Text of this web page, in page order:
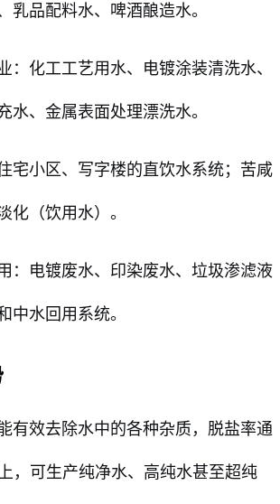
乳品配料水、啤酒酿造水。
：化工工艺用水、电镀涂装清洗水、
水、金属表面处理漂洗水。
宅小区、写字楼的直饮水系统；苦咸
化（饮用水）。
：电镀废水、印染废水、垃圾渗滤液
中水回用系统。
有效去除水中的各种杂质，脱盐率通
，可生产纯净水、高纯水甚至超纯